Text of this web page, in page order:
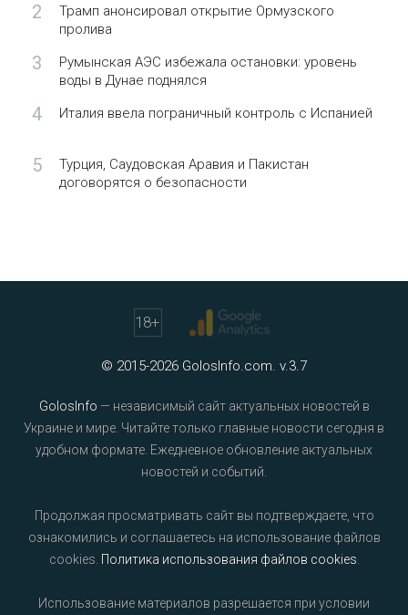
2
Трамп анонсировал открытие Ормузского
пролива
3
Румынская АЭС избежала остановки: уровень
воды в Дунае поднялся
4 Италия ввела пограничный контроль с Испанией
5
Турция, Саудовская Аравия и Пакистан
договорятся о безопасности
18+
© 2015-2026 GolosInfo.com. v.3.7
GolosInfo — независимый сайт актуальных новостей в
Украине и мире. Читайте только главные новости сегодня в
удобном формате. Ежедневное обновление актуальных
новостей и событий.
Продолжая просматривать сайт вы подтверждаете, что
ознакомились и соглашаетесь на использование файлов
cookies. Политика использования файлов cookies
Использование материалов разрешается при условии